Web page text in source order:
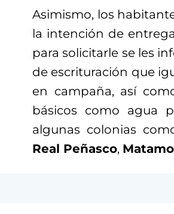
Asimismo, los
la intención de
para solicitarle se les
de escrituración que
en campaña, así
básicos como agua
algunas colonias
Real Peñasco,